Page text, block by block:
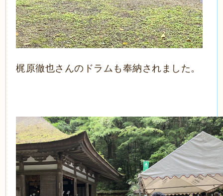
梶原徹也さんのドラムも奉納されました。